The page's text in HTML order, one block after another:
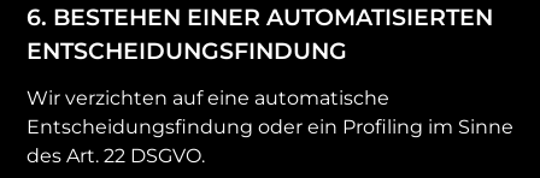
6. BESTEHEN EINER AUTOMATISIERTEN
ENTSCHEIDUNGSFINDUNG
Wir verzichten auf eine automatische
Entscheidungsfindung oder ein Profiling im Sinne
des Art. 22 DSGVO.